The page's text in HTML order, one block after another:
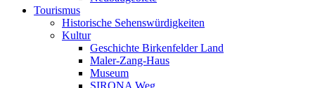
Tourismus
Historische Sehenswürdigkeiten
Kultur
Geschichte Birkenfelder Land
Maler-Zang-Haus
Museum
SIRONA Weg